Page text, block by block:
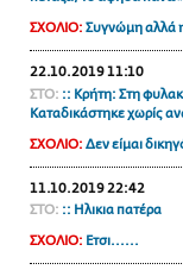
ΣΧΟΛΙΟ: Συγνώμη αλλά
22.10.2019 11:10
ΣΤΟ: :: Κρήτη: Στη
Καταδικάστηκε χωρίς
ΣΧΟΛΙΟ: Δεν είμαι
11.10.2019 22:42
ΣΤΟ: :: Ηλικια πατέρα
ΣΧΟΛΙΟ: Ετσι......